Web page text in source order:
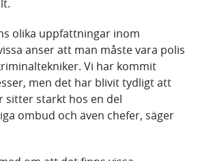
olika uppfattningar inom
anser att man måste vara polis
Vi har kommit
men det har blivit tydligt att
starkt hos en del
ombud och även chefer, säger